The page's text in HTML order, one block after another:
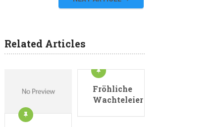
Related Articles
Fröhliche
Wachteleier